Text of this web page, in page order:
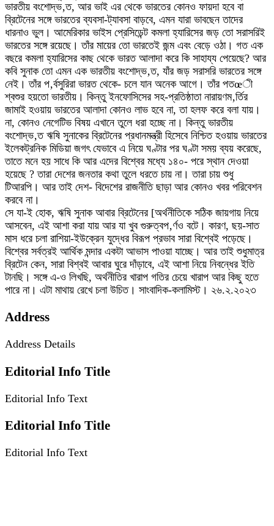
ভারতীয় বংশোদ্ভ‚ত, আর ভাই এর থেকে ভারতের কোনও ফায়দা হবে বা
ব্রিটেনের সঙ্গে ভারতের ব্যবসা-ট্যাবসা বাড়বে, এমন যারা ভাবছেন তাদের
ধারনাও ভুল। আমেরিকার ভাইস প্রেসিডেন্ট কমলা হ্যারিসের জড় তো সরাসরিই
ভারতের সঙ্গে রয়েছে। তাঁর মায়ের তো ভারতেই জন্ম এবং বেড়ে ওঠা। গত এক
বছরে কমলা হ্যারিসের কাছ থেকে ভারত আলাদা করে কি সাহায্য পেয়েছে? আর
কবি সুনাক তো এমন এক ভারতীয় বংশোদ্ভ‚ত, যাঁর জড় সরাসরি ভারতের সঙ্গে
নেই। তাঁর প‚র্বসুরিরা ভারত থেকে- চলে যান অনেক আগে। তাঁর পতœী
শ্বশুর হয়তো ভারতীয়। কিন্তু ইনফোসিসের সহ-প্রতিষ্ঠাতা নারায়ণম‚র্তির
জামাই হওয়ায় ভারতের আলাদা কোনও লাভ হবে না, তা হলফ করে বলা যায়।
না, কোনও নেগেটিভ বিষয় এখানে তুলে ধরা হচ্ছে না। কিন্তু ভারতীয়
বংশোদ্ভ‚ত ঋষি সুনাকের ব্রিটেনের প্রধানমন্ত্রী হিসেবে নিশ্চিত হওয়ায় ভারতের
ইলেকট্রনিক মিডিয়া জগৎ যেভাবে এ নিয়ে ঘণ্টার পর ঘণ্টা সময় ব্যয় করেছে,
তাতে মনে হয় সাধে কি আর এদের বিশ্বের মধ্যে ১৪০- পরে স্থান দেওয়া
হয়েছে ? তারা দেশের জনতার কথা তুলে ধরতে চায় না। তারা চায় শুধু
টিআরপি। আর তাই দেশ- বিদেশের রাজনীতি ছাড়া আর কোনও খবর পরিবেশন
করবে না।
সে যা-ই হোক, ঋষি সুনাক আবার ব্রিটেনের [অর্থনীতিকে সঠিক জায়গায় নিয়ে
আসবেন, এই আশা করা যায় আর যা খুব গুরুত্বপ‚র্ণও বটে। কারণ, ছয়-সাত
মাস ধরে চলা রাশিয়া-ইউক্রেন যুদ্ধের বিরূপ প্রভাব সারা বিশ্বেই পড়েছে।
বিশ্বের সর্বত্রই আর্থিক মন্দার একটা আভাস পাওয়া যাচ্ছে। আর তাই শুধুমাত্র
ব্রিটেন কেন, সারা বিশ্বই আবার ঘুরে দাঁড়াবে, এই আশা নিয়ে নিবন্ধের ইতি
টানছি। সঙ্গে এ-ও লিখছি, অর্থনীতির খারাপ গতির চেয়ে খারাপ আর কিছু হতে
পারে না। এটা মাথায় রেখে চলা উচিত। সাংবাদিক-কলামিস্ট। ২৬.২.২০২৩
Address
Address Details
Editorial Info Title
Editorial Info Text
Editorial Info Title
Editorial Info Text